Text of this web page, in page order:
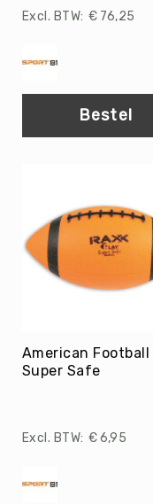
BALLEN
&
€ 76,25
Bestel
American Football
Super Safe
€ 6,95